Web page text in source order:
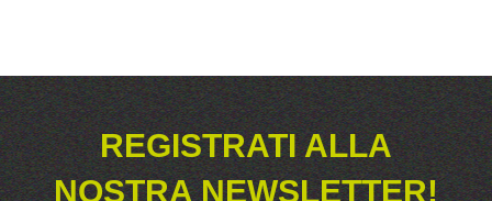
REGISTRATI ALLA
NOSTRA NEWSLETTER!